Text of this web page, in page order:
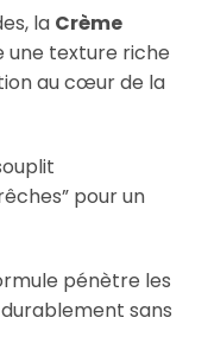
la Crème
une texture riche
au cœur de la
pour un
pénètre les
sans